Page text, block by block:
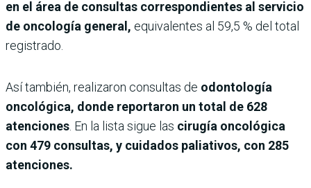
en el área de consultas correspondientes al servicio
de oncología general, equivalentes al 59,5 % del total
registrado.
Así también, realizaron consultas de odontología
oncológica, donde reportaron un total de 628
atenciones. En la lista sigue las cirugía oncológica
con 479 consultas, y cuidados paliativos, con 285
atenciones.